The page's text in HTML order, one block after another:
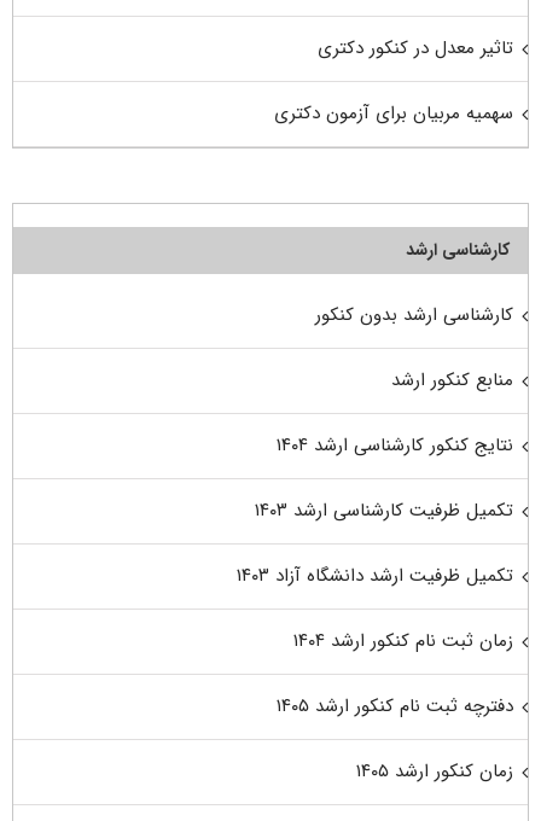
تاثیر معدل در کنکور دکتری
سهمیه مربیان برای آزمون دکتری
کارشناسی ارشد
کارشناسی ارشد بدون کنکور
منابع کنکور ارشد
نتایج کنکور کارشناسی ارشد ۱۴۰۴
تکمیل ظرفیت کارشناسی ارشد ۱۴۰۳
تکمیل ظرفیت ارشد دانشگاه آزاد ۱۴۰۳
زمان ثبت نام کنکور ارشد ۱۴۰۴
دفترچه ثبت نام کنکور ارشد ۱۴۰۵
زمان کنکور ارشد ۱۴۰۵